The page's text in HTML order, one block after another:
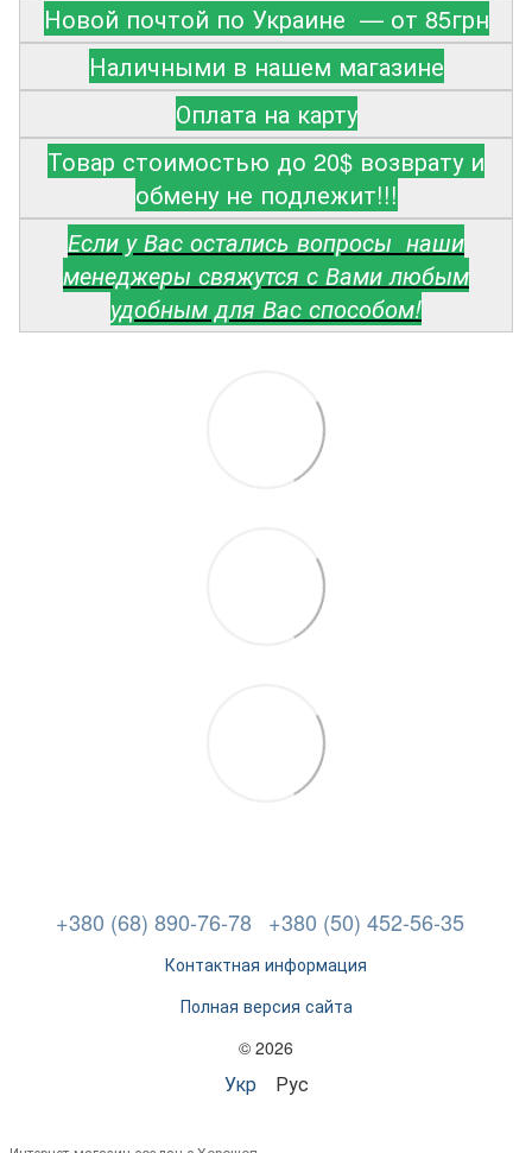
Новой почтой по Украине — от 85грн
Наличными в нашем магазине
Оплата на карту
Товар стоимостью до 20$ возврату и
обмену не подлежит!!!
Если у Вас остались вопросы наши
менеджеры свяжутся с Вами любым
удобным для Вас способом!
+380 (68) 890-76-78 +380 (50) 452-56-35
Контактная информация
Полная версия сайта
© 2026
Укр Рус